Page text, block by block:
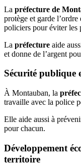
La préfecture de
protège et garde
policiers pour éviter les
La préfecture aide
et donne de l’argent
Sécurité publique
À Montauban, la
travaille avec la police
Elle aide aussi à
pour chacun.
Développement
territoire